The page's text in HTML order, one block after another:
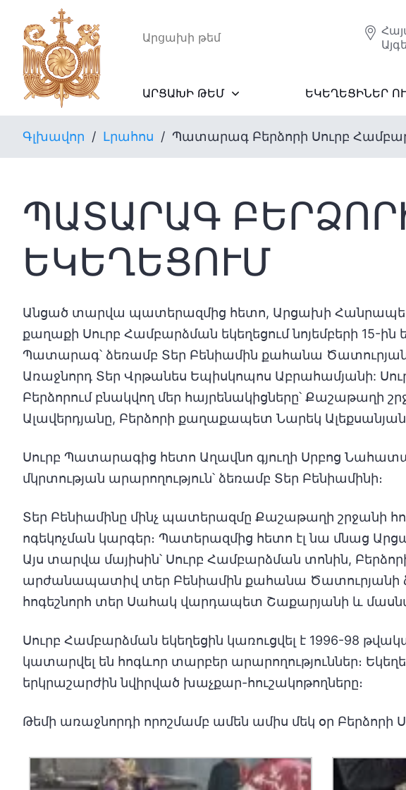
Արցախի թեմ
ԱՐՑԱԽԻ ԹԵՄ ԵԿԵՂԵՑԻՆԵՐ
Գլխավոր / Լրահոս / Պատարագ Բերձորի Սուրբ
ՊԱՏԱՐԱԳ
ԵԿԵՂԵՑՈՒՄ
Անցած տարվա պատերազմից հետո, Արցախի
քաղաքի Սուրբ Համբարձման եկեղեցում նոյեմբերի 15-
Պատարագ՝ ձեռամբ Տեր Բենիամին քահանա
Առաջնորդ Տեր Վրթանես Եպիսկոպոս Աբրահամյանի:
Բերձորում բնակվող մեր հայրենակիցները՝ Քաշաթաղի
Ալավերդյանը, Բերձորի քաղաքապետ Նարեկ
Սուրբ Պատարագից հետո Աղավնո գյուղի Սրբոց
մկրտության արարողություն՝ ձեռամբ Տեր Բենիամինի։
Տեր Բենիամինը մինչ պատերազմը Քաշաթաղի շրջանի
ոգեկոչման կարգեր։ Պատերազմից հետո էլ նա մնաց
Այս տարվա մայիսին՝ Սուրբ Համբարձման տոնին,
արժանապատիվ տեր Բենիամին քահանա Ծատուրյանի
հոգեշնորհ տեր Սահակ վարդապետ Շաքարյանի և
Սուրբ Համբարձման եկեղեցին կառուցվել է 1996-98
կատարվել են հոգևոր տարբեր արարողություններ։
երկրաշարժին նվիրված խաչքար-հուշակոթողները։
Թեմի առաջնորդի որոշմամբ ամեն ամիս մեկ օր